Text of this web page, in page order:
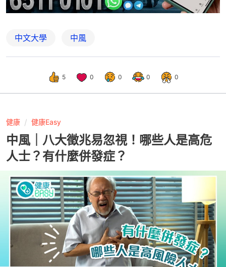
中文大學 中風
5 0 0 0 0
健康 健康Easy
中風｜八大徵兆易忽視！哪些人是高危
人士？有什麼併發症？